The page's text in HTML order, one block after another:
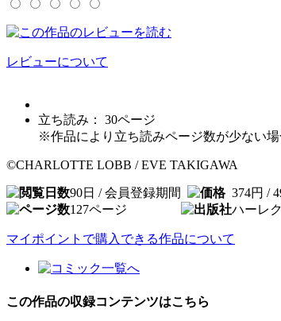
レビューについて
立ち読み： 30ページ
※作品により立ち読みページ数が少ない場
©CHARLOTTE LOBB / EVE TAKIGAWA
90日 / 会員登録期間
374円 /
127ページ ハーレ
マイポイントで購入できる作品について
この作品の収録コンテンツはこちら